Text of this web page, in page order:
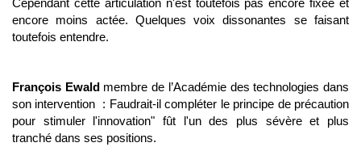
Cependant cette articulation n'est toutefois pas encore fixée et
encore moins actée. Quelques voix dissonantes se faisant
toutefois entendre.
François Ewald membre de l’Académie des technologies dans
son intervention : Faudrait-il compléter le principe de précaution
pour stimuler l'innovation" fût l'un des plus sévère et plus
tranché dans ses positions.